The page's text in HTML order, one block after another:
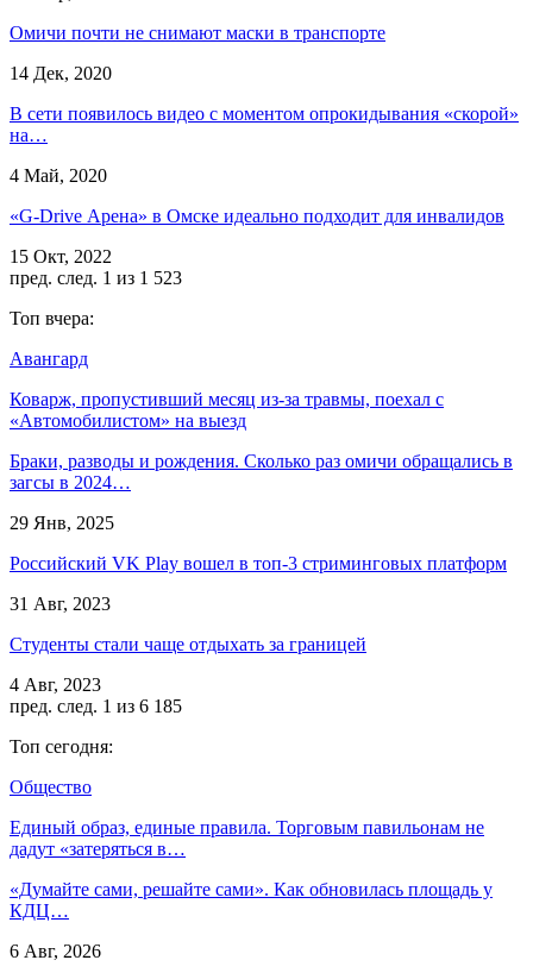
Омичи почти не снимают маски в транспорте
14 Дек, 2020
В сети появилось видео с моментом опрокидывания «скорой»
на…
4 Май, 2020
«G-Drive Арена» в Омске идеально подходит для инвалидов
15 Окт, 2022
пред. след. 1 из 1 523
Топ вчера:
Авангард
Коварж, пропустивший месяц из-за травмы, поехал с
«Автомобилистом» на выезд
Браки, разводы и рождения. Сколько раз омичи обращались в
загсы в 2024…
29 Янв, 2025
Российский VK Play вошел в топ-3 стриминговых платформ
31 Авг, 2023
Студенты стали чаще отдыхать за границей
4 Авг, 2023
пред. след. 1 из 6 185
Топ сегодня:
Общество
Единый образ, единые правила. Торговым павильонам не
дадут «затеряться в…
«Думайте сами, решайте сами». Как обновилась площадь у
КДЦ…
6 Авг, 2026